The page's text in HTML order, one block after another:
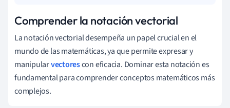
Comprender la notación vectorial
La notación vectorial desempeña un papel crucial en el
mundo de las matemáticas, ya que permite expresar y
manipularvectorescon eficacia. Dominar esta notación es
fundamental para comprender conceptos matemáticos más
complejos.